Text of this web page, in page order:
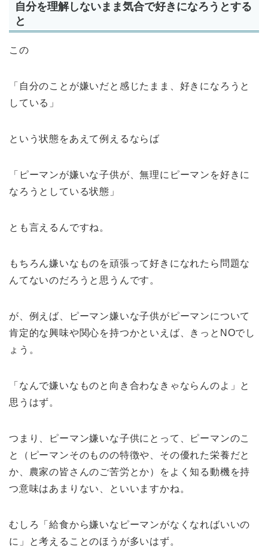
自分を理解しないまま気合で好きになろうとする
と
この
「自分のことが嫌いだと感じたまま、好きになろうと
している」
という状態をあえて例えるならば
「ピーマンが嫌いな子供が、無理にピーマンを好きに
なろうとしている状態」
とも言えるんですね。
もちろん嫌いなものを頑張って好きになれたら問題な
んてないのだろうと思うんです。
が、例えば、ピーマン嫌いな子供がピーマンについて
肯定的な興味や関心を持つかといえば、きっとNOでし
ょう。
「なんで嫌いなものと向き合わなきゃならんのよ」と
思うはず。
つまり、ピーマン嫌いな子供にとって、ピーマンのこ
と（ピーマンそのものの特徴や、その優れた栄養だと
か、農家の皆さんのご苦労とか）をよく知る動機を持
つ意味はあまりない、といいますかね。
むしろ「給食から嫌いなピーマンがなくなればいいの
に」と考えることのほうが多いはず。